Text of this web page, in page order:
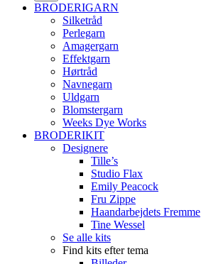
BRODERIGARN
Silketråd
Perlegarn
Amagergarn
Effektgarn
Hørtråd
Navnegarn
Uldgarn
Blomstergarn
Weeks Dye Works
BRODERIKIT
Designere
Tille’s
Studio Flax
Emily Peacock
Fru Zippe
Haandarbejdets Fremme
Tine Wessel
Se alle kits
Find kits efter tema